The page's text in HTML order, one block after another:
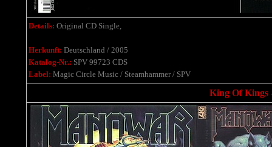
Details: Original CD Single,
Herkunft: Deutschland / 2005
Katalog-Nr.: SPV 99723 CDS
Label: Magic Circle Music / Steamhammer / SPV
King Of Kings